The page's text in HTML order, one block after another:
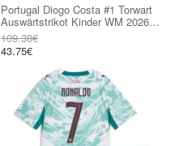
Portugal Diogo Costa #1 Torwart
Auswärtstrikot Kinder WM 2026
Langarm (+ kurze hosen)
109.38€
43.75€